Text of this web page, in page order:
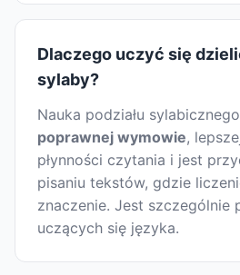
Dlaczego uczyć się
sylaby?
Nauka podziału
poprawnej wymowie,
płynności czytania i jest
pisaniu tekstów, gdzie
znaczenie. Jest szczególnie
uczących się języka.